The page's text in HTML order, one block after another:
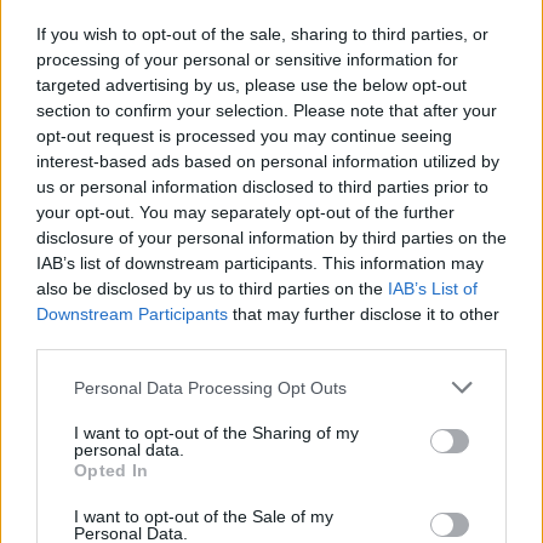
If you wish to opt-out of the sale, sharing to third parties, or
processing of your personal or sensitive information for
targeted advertising by us, please use the below opt-out
section to confirm your selection. Please note that after your
opt-out request is processed you may continue seeing
interest-based ads based on personal information utilized by
us or personal information disclosed to third parties prior to
your opt-out. You may separately opt-out of the further
disclosure of your personal information by third parties on the
IAB’s list of downstream participants. This information may
also be disclosed by us to third parties on the IAB’s List of
Downstream Participants that may further disclose it to other
Please note that this website/app uses one or more Google
not limited to your visit or usage behaviour. You may click to
grant or deny consent to Google and its third-party tags to
use your data for below specified purposes in below Google
consent section.
Personal Data Processing Opt Outs
I want to opt-out of the Sharing of my
personal data.
Opted In
I want to opt-out of the Sale of my
Personal Data.
demokráciában nem kívánatos, ezért a
szervezetet megszüntetik – áll a javaslatban. A
hivatal jogutódja az igazságügyi minisztérium,
viszont minden folyamatban lévő eljárás a
hivatallal együtt megszűnik a törvény
hatálybalépésének napján.
A törvény elfogadásához a képviselők
kétharmadának szavazata szükséges.
HIRDETÉS